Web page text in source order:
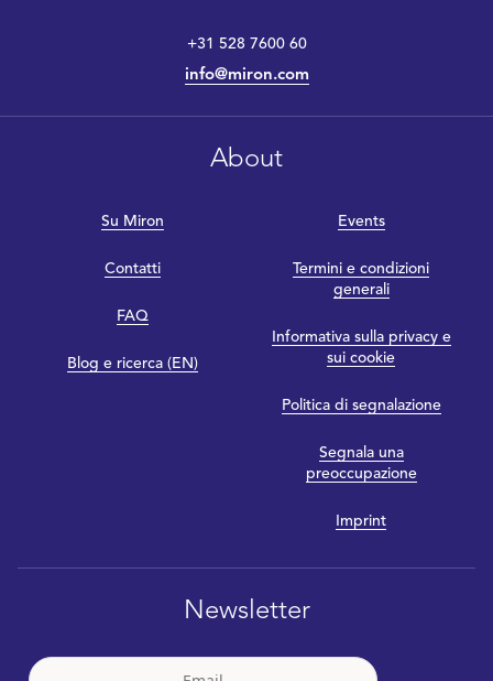
+31 528 7600 60
info@miron.com
About
Su Miron
Contatti
FAQ
Blog e ricerca (EN)
Events
Termini e condizioni
generali
Informativa sulla privacy e
sui cookie
Politica di segnalazione
Segnala una
preoccupazione
Imprint
Newsletter